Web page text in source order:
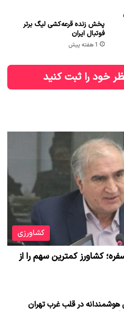
پخش زنده قرعه‌کشی لیگ برتر
فوتبال ایران
1 هفته پیش
خود را ثبت کنید
کشاورزی
کشاورز کمترین سهم را از
هوشمندانه در قلب غرب تهران